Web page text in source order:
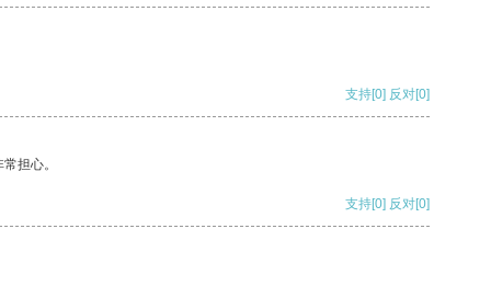
支持[0] 反对[0]
担心。
支持[0] 反对[0]